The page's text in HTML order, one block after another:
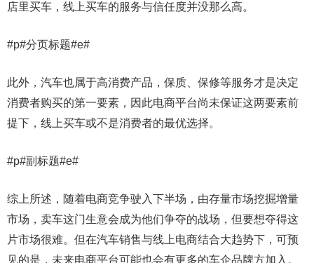
店里买车，线上买车的服务与信任度并没那么高。
#p#分页标题#e#
此外，汽车也属于高消费产品，保质、保修等服务才是决定
消费者购买的第一要素，因此电商平台尚未保证这两要素前
提下，线上买车或不是消费者的最优选择。
#p#副标题#e#
综上所述，随着电商竞争驶入下半场，由存量市场挖掘增量
市场，卖车这门生意会成为他们争夺的战场，但要想夺得这
片市场很难。但在汽车销售与线上电商结合大趋势下，可预
见的是，未来电商平台可能也会有更多的车企品牌方加入。